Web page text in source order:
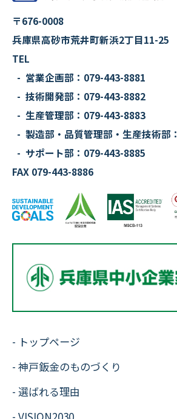
〒676-0008
兵庫県高砂市荒井町新浜2丁目11-25
TEL
営業企画部：079-443-8881
技術開発部：079-443-8882
生産管理部：079-443-8883
製造部・品質管理部・生産技術部：
サポート部：079-443-8885
FAX 079-443-8886
トップページ
神戸鈑金のものづくり
選ばれる理由